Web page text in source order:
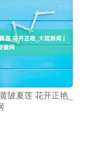
陂夏莲 花开正艳_